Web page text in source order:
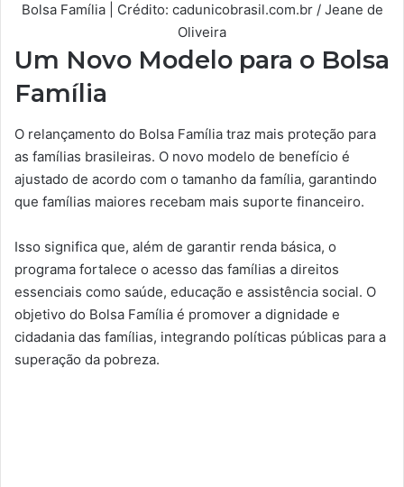
Bolsa Família | Crédito: cadunicobrasil.com.br / Jeane de
Oliveira
Um Novo Modelo para o Bolsa
Família
O relançamento do Bolsa Família traz mais proteção para
as famílias brasileiras. O novo modelo de benefício é
ajustado de acordo com o tamanho da família, garantindo
que famílias maiores recebam mais suporte financeiro.
Isso significa que, além de garantir renda básica, o
programa fortalece o acesso das famílias a direitos
essenciais como saúde, educação e assistência social. O
objetivo do Bolsa Família é promover a dignidade e
cidadania das famílias, integrando políticas públicas para a
superação da pobreza.